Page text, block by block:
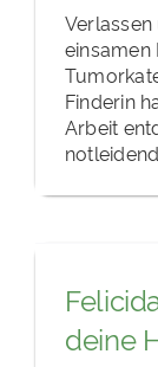
Finderin
Arbeit
deine